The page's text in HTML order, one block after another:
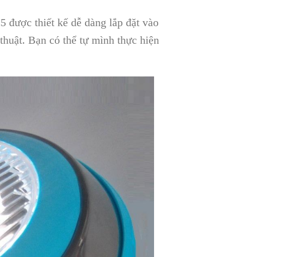
thiết kế dễ dàng lắp đặt vào
Bạn có thể tự mình thực hiện